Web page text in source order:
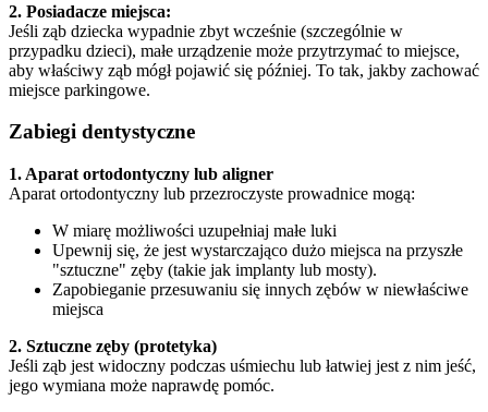
2. Posiadacze miejsca:
Jeśli ząb dziecka wypadnie zbyt wcześnie (szczególnie w
przypadku dzieci), małe urządzenie może przytrzymać to miejsce,
aby właściwy ząb mógł pojawić się później. To tak, jakby zachować
miejsce parkingowe.
Zabiegi dentystyczne
1. Aparat ortodontyczny lub aligner
Aparat ortodontyczny lub przezroczyste prowadnice mogą:
W miarę możliwości uzupełniaj małe luki
Upewnij się, że jest wystarczająco dużo miejsca na przyszłe
"sztuczne" zęby (takie jak implanty lub mosty).
Zapobieganie przesuwaniu się innych zębów w niewłaściwe
miejsca
2. Sztuczne zęby (protetyka)
Jeśli ząb jest widoczny podczas uśmiechu lub łatwiej jest z nim jeść,
jego wymiana może naprawdę pomóc.